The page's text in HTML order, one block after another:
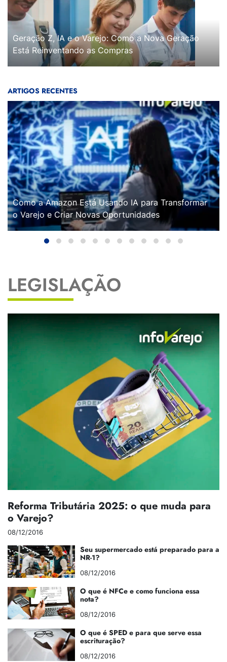
Geração Z, IA e o Varejo: Como a Nova Geração
Está Reinventando as Compras
ARTIGOS RECENTES
Como a Amazon Está Usando IA para Transformar
o Varejo e Criar Novas Oportunidades
LEGISLAÇÃO
Reforma Tributária 2025: o que muda para
o Varejo?
08/12/2016
Seu supermercado está preparado para a
NR-1?
08/12/2016
O que é NFCe e como funciona essa
nota?
08/12/2016
O que é SPED e para que serve essa
escrituração?
08/12/2016